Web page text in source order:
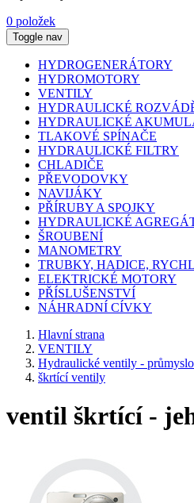
0 položek
Toggle nav
HYDROGENERÁTORY
HYDROMOTORY
VENTILY
HYDRAULICKÉ
HYDRAULICKÉ
TLAKOVÉ SPÍNAČE
HYDRAULICKÉ FILTRY
CHLADIČE
PŘEVODOVKY
NAVIJÁKY
PŘÍRUBY A SPOJKY
HYDRAULICKÉ
ŠROUBENÍ
MANOMETRY
TRUBKY, HADICE,
ELEKTRICKÉ MOTORY
PŘÍSLUŠENSTVÍ
NÁHRADNÍ CÍVKY
Hlavní strana
VENTILY
Hydraulické ventily -
škrtící ventily
ventil škrtící -